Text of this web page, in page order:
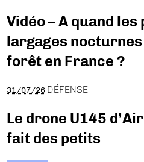
Vidéo – A quand
largages
forêt en France ?
31/07/26 DÉFENSE
Le drone U145
fait des petits